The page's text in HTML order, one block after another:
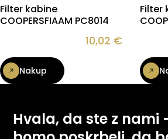
Filter kabine
COOPERSFIAAM PC8014
10,02 €
Nakup
Filter
Hvala, da ste z nami